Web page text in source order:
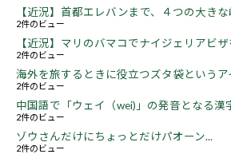
【近況】首都エレバンまで、４つの大き
2件のビュー
【近況】マリのバマコでナイジェリアビザ
2件のビュー
海外を旅するときに役立つズタ袋というア
2件のビュー
中国語で「ウェイ（wei)」の発音となる漢
2件のビュー
ゾウさんだけにちょっとだけパオーン...
2件のビュー